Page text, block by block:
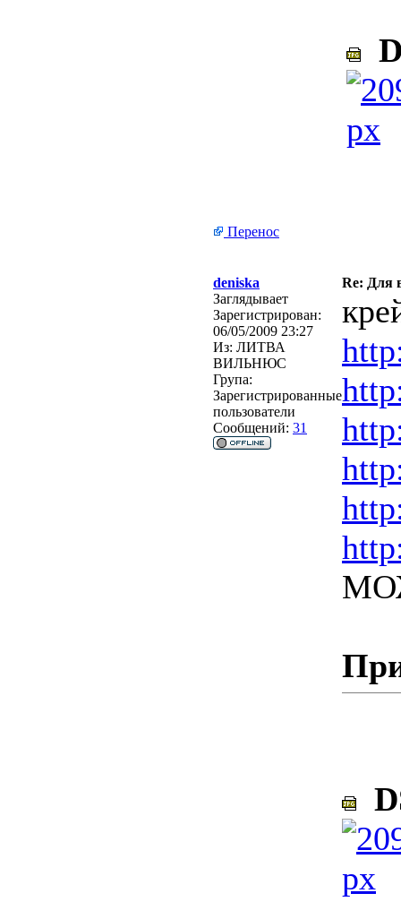
Перенос
deniska
Re: Для
Заглядывает
Зарегистрирован:
06/05/2009 23:27
Из: ЛИТВА
ВИЛЬНЮС
Група:
Зарегистрированные
пользователи
Сообщений: 31